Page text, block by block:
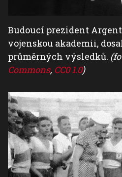
Budoucí prezident
vojenskou akademii,
průměrných výsledků.
Commons, CC0 1.0)